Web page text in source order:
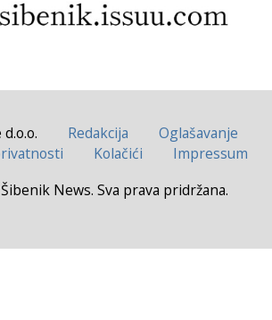
Redakcija
Oglašavanje
Kolačići
Impressum
News. Sva prava pridržana.